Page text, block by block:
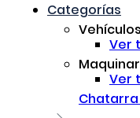
Categorías
Vehículos
Ver
Ver